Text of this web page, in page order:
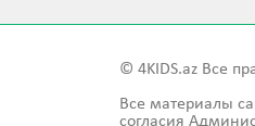
© 4KIDS.az Все
Все материалы
согласия